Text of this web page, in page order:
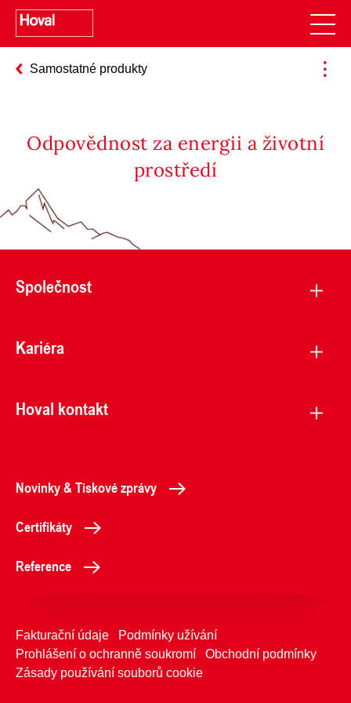
Samostatné produkty
Odpovědnost za energii a životní
prostředí
Společnost
Kariéra
Hoval kontakt
Novinky & Tiskové zprávy
Certifikáty
Reference
Fakturační údaje
Podmínky užívání
Prohlášení o ochranně soukromí
Obchodní podmínky
Zásady používání souborů cookie